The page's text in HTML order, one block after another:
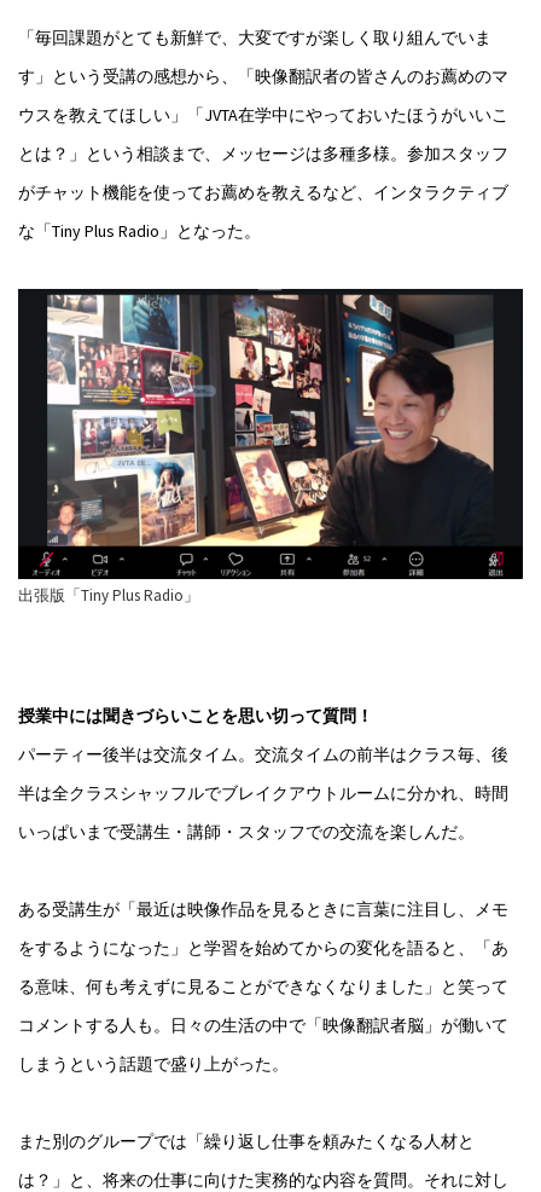
「毎回課題がとても新鮮で、大変ですが楽しく取り組んでいま
す」という受講の感想から、「映像翻訳者の皆さんのお薦めのマ
ウスを教えてほしい」「JVTA在学中にやっておいたほうがいいこ
とは？」という相談まで、メッセージは多種多様。参加スタッフ
がチャット機能を使ってお薦めを教えるなど、インタラクティブ
な「Tiny Plus Radio」となった。
出張版「Tiny Plus Radio」
授業中には聞きづらいことを思い切って質問！
パーティー後半は交流タイム。交流タイムの前半はクラス毎、後
半は全クラスシャッフルでブレイクアウトルームに分かれ、時間
いっぱいまで受講生・講師・スタッフでの交流を楽しんだ。
ある受講生が「最近は映像作品を見るときに言葉に注目し、メモ
をするようになった」と学習を始めてからの変化を語ると、「あ
る意味、何も考えずに見ることができなくなりました」と笑って
コメントする人も。日々の生活の中で「映像翻訳者脳」が働いて
しまうという話題で盛り上がった。
また別のグループでは「繰り返し仕事を頼みたくなる人材と
は？」と、将来の仕事に向けた実務的な内容を質問。それに対し